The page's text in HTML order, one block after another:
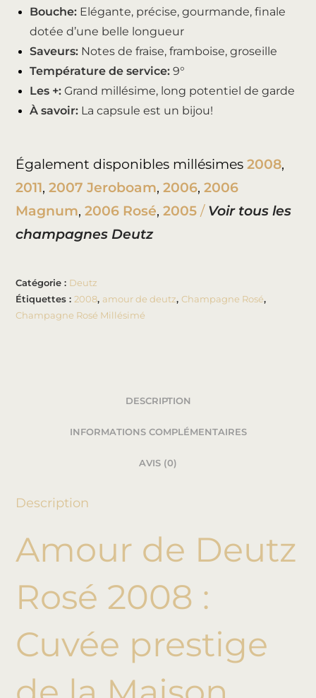
Bouche: Elégante, précise, gourmande, finale
dotée d’une belle longueur
Saveurs: Notes de fraise, framboise, groseille
Température de service:9°
Les +:Grand millésime, long potentiel de garde
À savoir: La capsule est un bijou!
Également disponibles millésimes2008,
2011,2007 Jeroboam,2006,2006
Magnum,2006 Rosé,2005 / Voir tous les
champagnes Deutz
Catégorie : Deutz
Étiquettes :2008, amour de deutz,Champagne Rosé,
Champagne Rosé Millésimé
DESCRIPTION
INFORMATIONS COMPLÉMENTAIRES
AVIS (0)
Description
Amour de Deutz
Rosé 2008 :
Cuvée prestige